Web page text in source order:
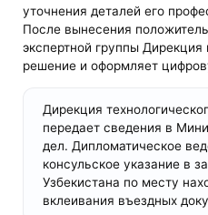
уточнения деталей его
После вынесения
экспертной группы
решение и оформляет
Дирекция
передает сведения в
дел. Дипломатическое
консульское указание в
Узбекистана по месту
вклеивания въездных